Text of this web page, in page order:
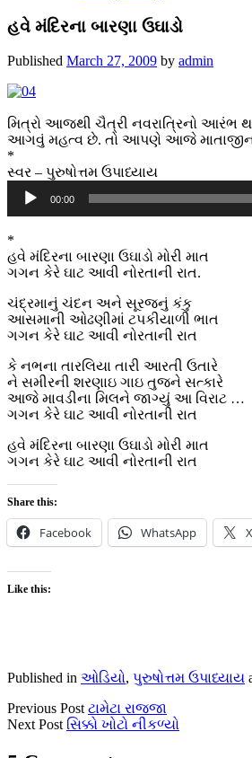
હવે મંદિરના બારણા ઉઘાડો
Published March 27, 2009 by admin
મિત્રો આજથી ચૈત્રી નવરાત્રિનો આરંભ
આગવું મહત્વ છે. તો આપણે આજે માતાજીના
*
સ્વર – પુરુષોત્તમ ઉપાધ્યાય
Audio
Player
00:00
*
હવે મંદિરના બારણા ઉઘાડો મોરી માત
ગગન કેરે ઘાટ આવી નોરતાની રાત.
ચંદ્રમાનું ચંદન અને સૂરજનું કંકુ
આસમાની ઓઢણીમાં ટપકીયાળી ભાત
ગગન કેરે ઘાટ આવી નોરતાની રાત
કે નભના તારલિયા તારી આરતી ઉતારે
ને સમીરની શરણાઇ ગાઇ તુજને સત્કારે
આજે માવડીના મિલને જાગ્યું આ વિરાટ …
ગગન કેરે ઘાટ આવી નોરતાની રાત
હવે મંદિરના બારણા ઉઘાડો મોરી માત
ગગન કેરે ઘાટ આવી નોરતાની રાત
Share this:
Facebook WhatsApp X
Like this:
Published in ઓડિયો, પુરુષોત્તમ ઉપાધ્યાય
Previous Post ટામેટા રાજ્જા
Next Post સિક્કો ખોટો નીકળ્યો